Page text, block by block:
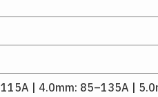
| 4.0mm: 85–135A |